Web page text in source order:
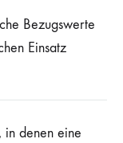
Bezugswerte
Einsatz
in denen eine